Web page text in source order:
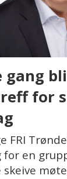
gang
for
FRI
for en